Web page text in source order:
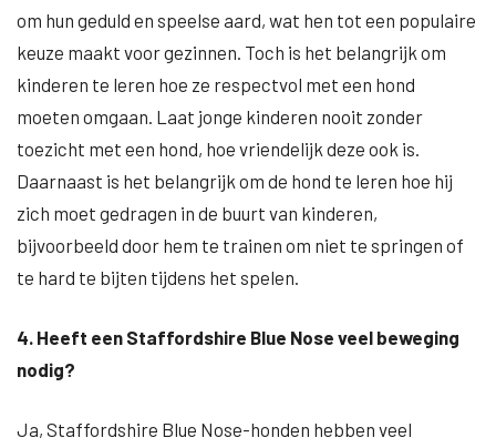
om hun geduld en speelse aard, wat hen tot een populaire
keuze maakt voor gezinnen. Toch is het belangrijk om
kinderen te leren hoe ze respectvol met een hond
moeten omgaan. Laat jonge kinderen nooit zonder
toezicht met een hond, hoe vriendelijk deze ook is.
Daarnaast is het belangrijk om de hond te leren hoe hij
zich moet gedragen in de buurt van kinderen,
bijvoorbeeld door hem te trainen om niet te springen of
te hard te bijten tijdens het spelen.
4. Heeft een Staffordshire Blue Nose veel beweging
nodig?
Ja, Staffordshire Blue Nose-honden hebben veel